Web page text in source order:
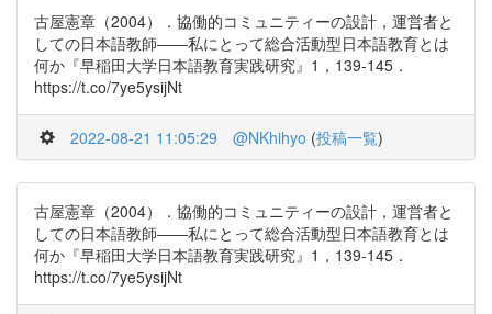
古屋憲章（2004）．協働的コミュニティーの設計，運営者と
しての日本語教師――私にとって総合活動型日本語教育とは
何か『早稲田大学日本語教育実践研究』1，139-145．
https://t.co/7ye5ysijNt
2022-08-21 11:05:29 @NKhihyo (投稿一覧)
古屋憲章（2004）．協働的コミュニティーの設計，運営者と
しての日本語教師――私にとって総合活動型日本語教育とは
何か『早稲田大学日本語教育実践研究』1，139-145．
https://t.co/7ye5ysijNt